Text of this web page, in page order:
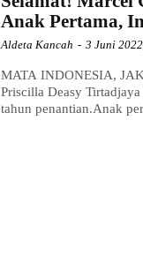
Anak Pertama,
Aldeta Kancah - 3 Juni
MATA INDONESIA,
Priscilla Deasy
tahun penantian.Anak